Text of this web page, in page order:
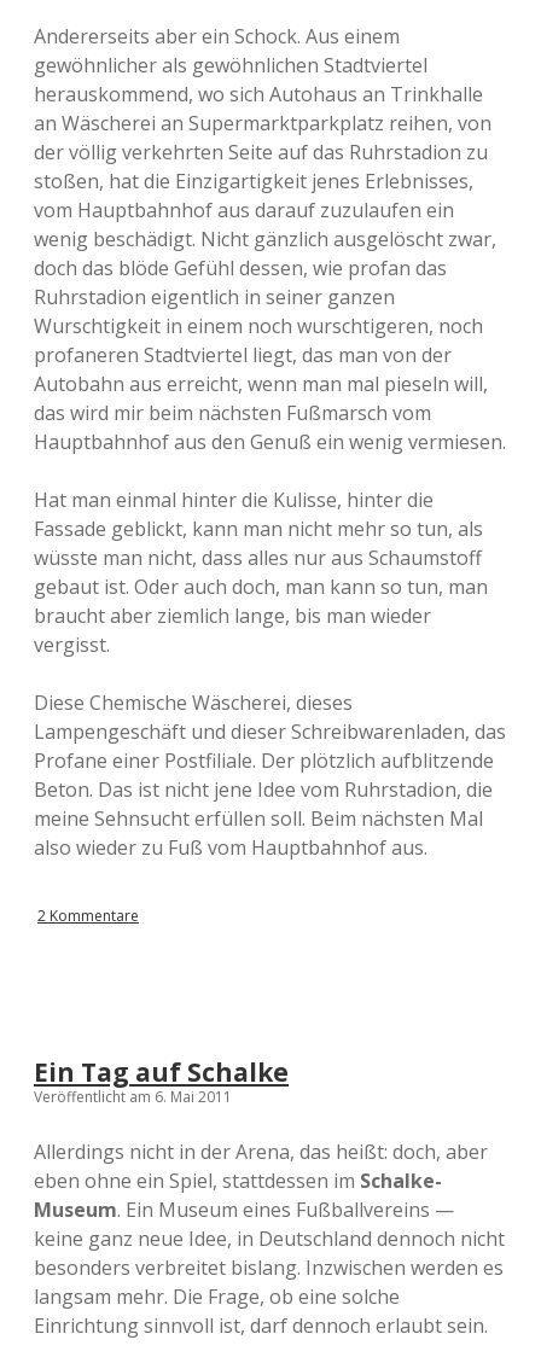
Andererseits aber ein Schock. Aus einem
gewöhnlicher als gewöhnlichen Stadtviertel
herauskommend, wo sich Autohaus an Trinkhalle
an Wäscherei an Supermarktparkplatz reihen, von
der völlig verkehrten Seite auf das Ruhrstadion zu
stoßen, hat die Einzigartigkeit jenes Erlebnisses,
vom Hauptbahnhof aus darauf zuzulaufen ein
wenig beschädigt. Nicht gänzlich ausgelöscht zwar,
doch das blöde Gefühl dessen, wie profan das
Ruhrstadion eigentlich in seiner ganzen
Wurschtigkeit in einem noch wurschtigeren, noch
profaneren Stadtviertel liegt, das man von der
Autobahn aus erreicht, wenn man mal pieseln will,
das wird mir beim nächsten Fußmarsch vom
Hauptbahnhof aus den Genuß ein wenig vermiesen.
Hat man einmal hinter die Kulisse, hinter die
Fassade geblickt, kann man nicht mehr so tun, als
wüsste man nicht, dass alles nur aus Schaumstoff
gebaut ist. Oder auch doch, man kann so tun, man
braucht aber ziemlich lange, bis man wieder
vergisst.
Diese Chemische Wäscherei, dieses
Lampengeschäft und dieser Schreibwarenladen, das
Profane einer Postfiliale. Der plötzlich aufblitzende
Beton. Das ist nicht jene Idee vom Ruhrstadion, die
meine Sehnsucht erfüllen soll. Beim nächsten Mal
also wieder zu Fuß vom Hauptbahnhof aus.
2 Kommentare
Ein Tag auf Schalke
Veröffentlicht am 6. Mai 2011
Allerdings nicht in der Arena, das heißt: doch, aber
eben ohne ein Spiel, stattdessen im Schalke-
Museum. Ein Museum eines Fußballvereins —
keine ganz neue Idee, in Deutschland dennoch nicht
besonders verbreitet bislang. Inzwischen werden es
langsam mehr. Die Frage, ob eine solche
Einrichtung sinnvoll ist, darf dennoch erlaubt sein.